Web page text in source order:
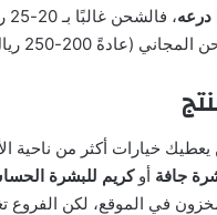
درعه
200-250 ريال حسب العرض).
يعطيك خيارات أكثر من ناحية
جافة أوكريم للبشرة
في الموقع، لكن